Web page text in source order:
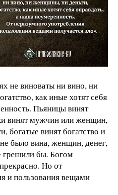
не виноваты ни вино, ни
как иные хотят себя
Пьяницы винят
винят мужчин или женщин,
богатые винят богатство и
было вина, женщин, денег,
грешили бы. Богом
Но от
и пользования вещами